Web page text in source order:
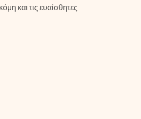
και τις ευαίσθητες